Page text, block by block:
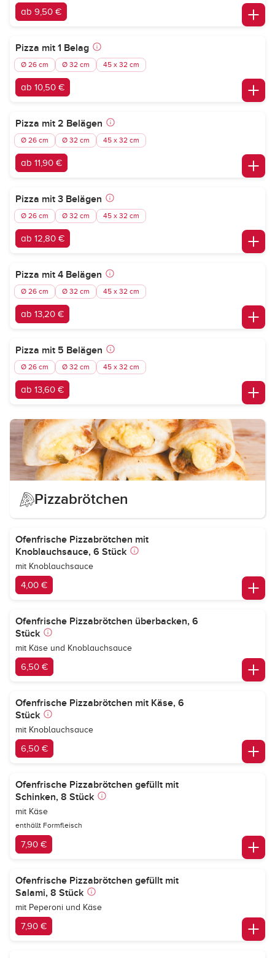
ab 9,50 €
Pizza mit 1 Belag
Ø 26 cm Ø 32 cm 45 x 32 cm
ab 10,50 €
Pizza mit 2 Belägen
Ø 26 cm Ø 32 cm 45 x 32 cm
ab 11,90 €
Pizza mit 3 Belägen
Ø 26 cm Ø 32 cm 45 x 32 cm
ab 12,80 €
Pizza mit 4 Belägen
Ø 26 cm Ø 32 cm 45 x 32 cm
ab 13,20 €
Pizza mit 5 Belägen
Ø 26 cm Ø 32 cm 45 x 32 cm
ab 13,60 €
Pizzabrötchen
Ofenfrische Pizzabrötchen mit
Knoblauchsauce, 6 Stück
mit Knoblauchsauce
4,00 €
Ofenfrische Pizzabrötchen überbacken, 6
Stück
mit Käse und Knoblauchsauce
6,50 €
Ofenfrische Pizzabrötchen mit Käse, 6
Stück
mit Knoblauchsauce
6,50 €
Ofenfrische Pizzabrötchen gefüllt mit
Schinken, 8 Stück
mit Käse
enthällt Formfleisch
7,90 €
Ofenfrische Pizzabrötchen gefüllt mit
Salami, 8 Stück
mit Peperoni und Käse
7,90 €